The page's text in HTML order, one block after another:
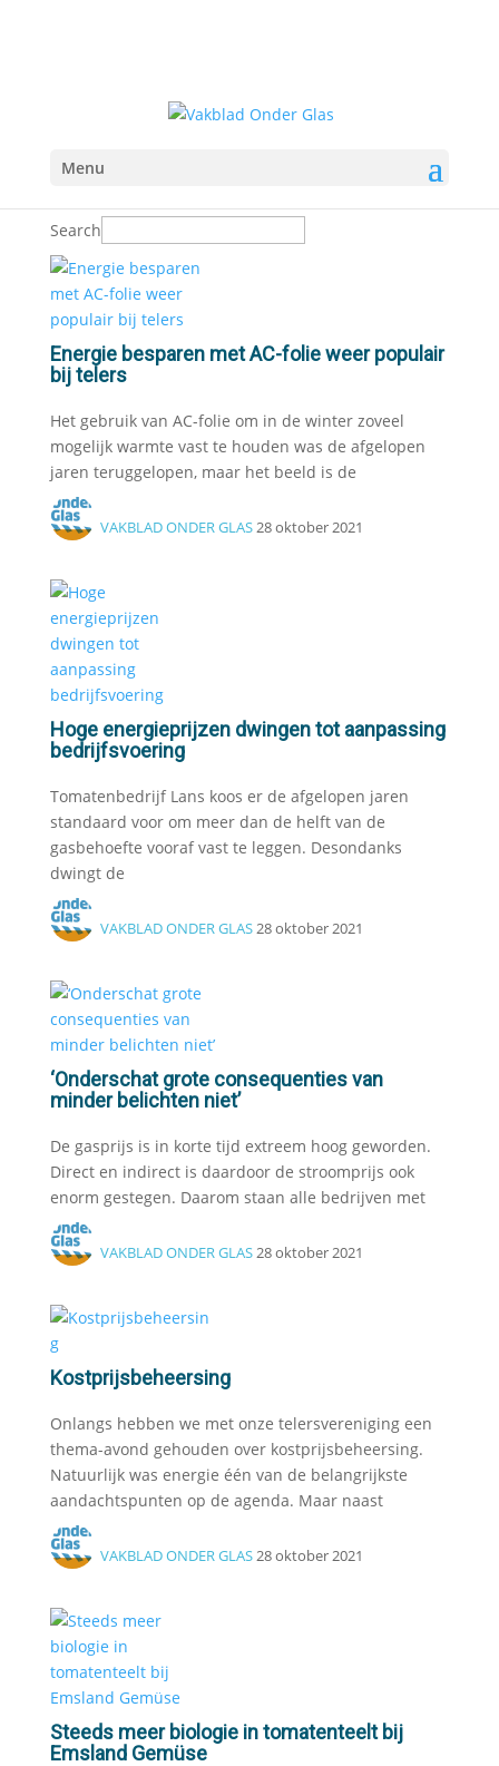
Menu
Search
Energie besparen met AC-folie weer populair
bij telers
Het gebruik van AC-folie om in de winter zoveel
mogelijk warmte vast te houden was de afgelopen
jaren teruggelopen, maar het beeld is de
VAKBLAD ONDER GLAS28 oktober 2021
Hoge energieprijzen dwingen tot aanpassing
bedrijfsvoering
Tomatenbedrijf Lans koos er de afgelopen jaren
standaard voor om meer dan de helft van de
gasbehoefte vooraf vast te leggen. Desondanks
dwingt de
VAKBLAD ONDER GLAS28 oktober 2021
‘Onderschat grote consequenties van
minder belichten niet’
De gasprijs is in korte tijd extreem hoog geworden.
Direct en indirect is daardoor de stroomprijs ook
enorm gestegen. Daarom staan alle bedrijven met
VAKBLAD ONDER GLAS28 oktober 2021
Kostprijsbeheersing
Onlangs hebben we met onze telersvereniging een
thema-avond gehouden over kostprijsbeheersing.
Natuurlijk was energie één van de belangrijkste
aandachtspunten op de agenda. Maar naast
VAKBLAD ONDER GLAS28 oktober 2021
Steeds meer biologie in tomatenteelt bij
Emsland Gemüse